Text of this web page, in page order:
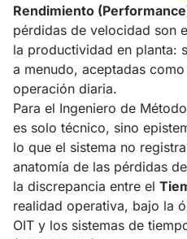
Rendimiento
pérdidas de velocidad son
la productividad en planta:
a menudo, aceptadas
operación diaria.
Para el Ingeniero de
es solo técnico, sino
lo que el sistema no
anatomía de las pérdidas
la discrepancia entre el
realidad operativa, bajo la
OIT y los sistemas de